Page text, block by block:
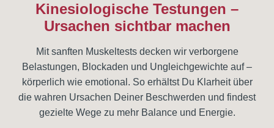
Kinesiologische Testungen –
Ursachen sichtbar machen
Mit sanften Muskeltests decken wir verborgene
Belastungen, Blockaden und Ungleichgewichte auf –
körperlich wie emotional. So erhältst Du Klarheit über
die wahren Ursachen Deiner Beschwerden und findest
gezielte Wege zu mehr Balance und Energie.